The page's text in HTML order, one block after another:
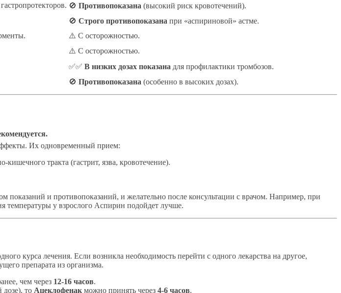
🚫 Противопоказана (высокий риск кровотечений).
🚫 Строго противопоказана при «аспириновой» астме.
⚠️ С осторожностью.
⚠️ С осторожностью.
✅✅ В низких дозах показана для профилактики тромбозов.
🚫 Противопоказана (особенно в высоких дозах).
Их одновременный прием:
тракта (гастрит, язва, кровотечение).
показаний и противопоказаний, и желательно после консультации с врачом. Например, при
температуры у взрослого Аспирин подойдет лучше.
курса лечения. Если возникла необходимость перейти с одного лекарства на другое,
препарата из организма.
чем через 12-16 часов.
то Ацеклофенак можно принять через 4-6 часов.